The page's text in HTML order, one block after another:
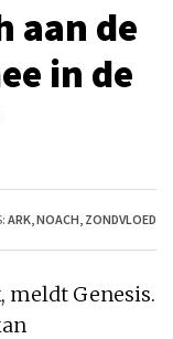
aan de
in de
ARK NOACH ZONDVLOED
, meldt Genesis.